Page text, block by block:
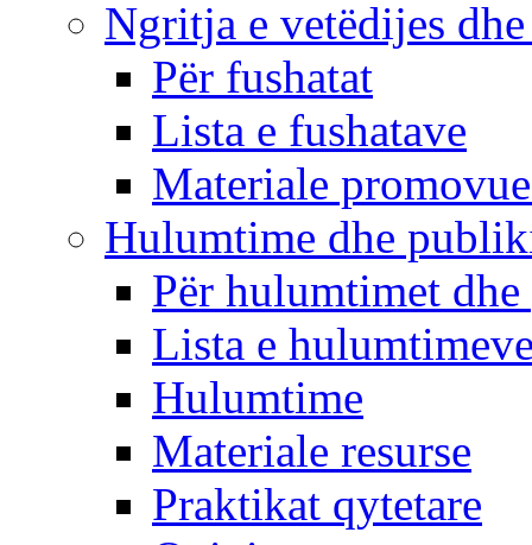
Ngritja e vetëdijes
Për fushatat
Lista e fushatave
Materiale
Hulumtime dhe
Për hulumtimet
Lista e
Hulumtime
Materiale resurse
Praktikat qytetare